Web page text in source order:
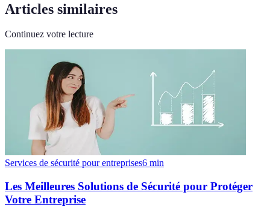
Articles similaires
Continuez votre lecture
Services de sécurité pour entreprises6 min
Les Meilleures Solutions de Sécurité pour Protéger
Votre Entreprise